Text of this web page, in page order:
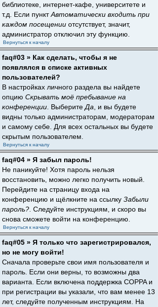
библиотеке, интернет-кафе, университете и
т.д. Если пунктАвтоматически входить при
каждом посещении отсутствует, значит,
администратор отключил эту функцию.
Вернуться к началу
faq#03 » Как сделать, чтобы я не
появлялся в списке активных
пользователей?
В настройках личного раздела вы найдете
опцию Скрывать моё пребывание на
конференции . Выберите Да , и вы будете
видны только администраторам, модераторам
и самому себе. Для всех остальных вы будете
скрытым пользователем.
Вернуться к началу
faq#04 » Я забыл пароль!
Не паникуйте! Хотя пароль нельзя
восстановить, можно легко получить новый.
Перейдите на страницу входа на
конференцию и щёлкните на ссылку Забыли
пароль? . Следуйте инструкциям, и скоро вы
снова сможете войти на конференцию.
Вернуться к началу
faq#05 » Я только что зарегистрировался,
но не могу войти!
Сначала проверьте свои имя пользователя и
пароль. Если они верны, то возможны два
варианта. Если включена поддержка COPPA и
при регистрации вы указали, что вам менее 13
лет, следуйте полученным инструкциям. На